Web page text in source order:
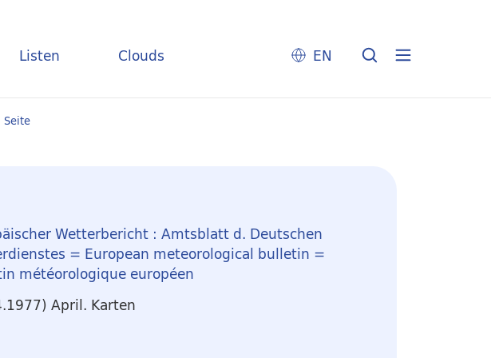
Listen Clouds EN
Seite
Wetterbericht : Amtsblatt d. Deutschen
= European meteorological bulletin =
météorologique européen
April. Karten